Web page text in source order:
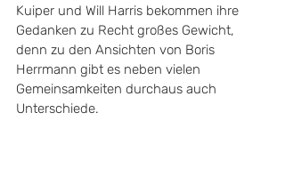
Kuiper und Will Harris bekommen ihre
Gedanken zu Recht großes Gewicht,
denn zu den Ansichten von Boris
Herrmann gibt es neben vielen
Gemeinsamkeiten durchaus auch
Unterschiede.